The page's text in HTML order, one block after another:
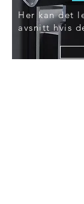
Her kan det
avsnitt hvis